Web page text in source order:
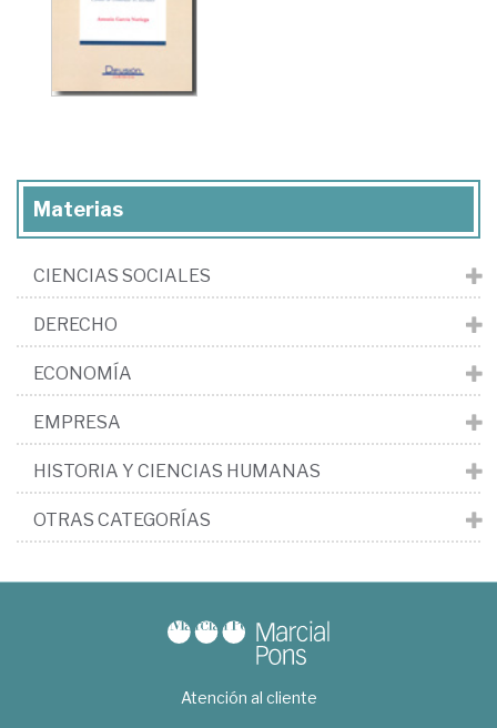
Materias
CIENCIAS SOCIALES
DERECHO
ECONOMÍA
EMPRESA
HISTORIA Y CIENCIAS HUMANAS
OTRAS CATEGORÍAS
Atención al cliente